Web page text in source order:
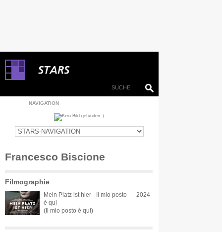
NAVIGATION
Francesco Biscione
Filmographie
Mein Platz ist hier - Il mio posto
è qui
(Il mio posto è qui)
2024